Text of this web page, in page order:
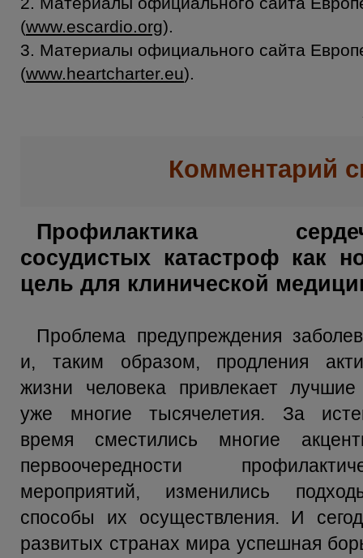
(www.escardio.org).
3. Материалы официального сайта
(www.heartcharter.eu).
Комментарий
Профилактика
сосудистых катастроф как
цель для клинической
Проблема предупреждения
и, таким образом, продления
жизни человека привлекает
уже многие тысячелетия. За
время сместились многие
первоочередности
мероприятий, изменились
способы их осуществления. И
развитых странах мира успешная